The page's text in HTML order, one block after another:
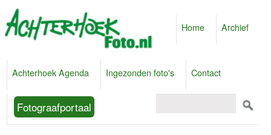
Home Archief
Achterhoek Agenda Ingezonden foto's Contact
Fotograafportaal